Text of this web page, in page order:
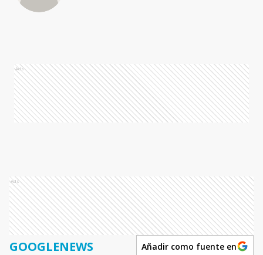
Ads
Ads
GOOGLENEWS Añadir como fuente en